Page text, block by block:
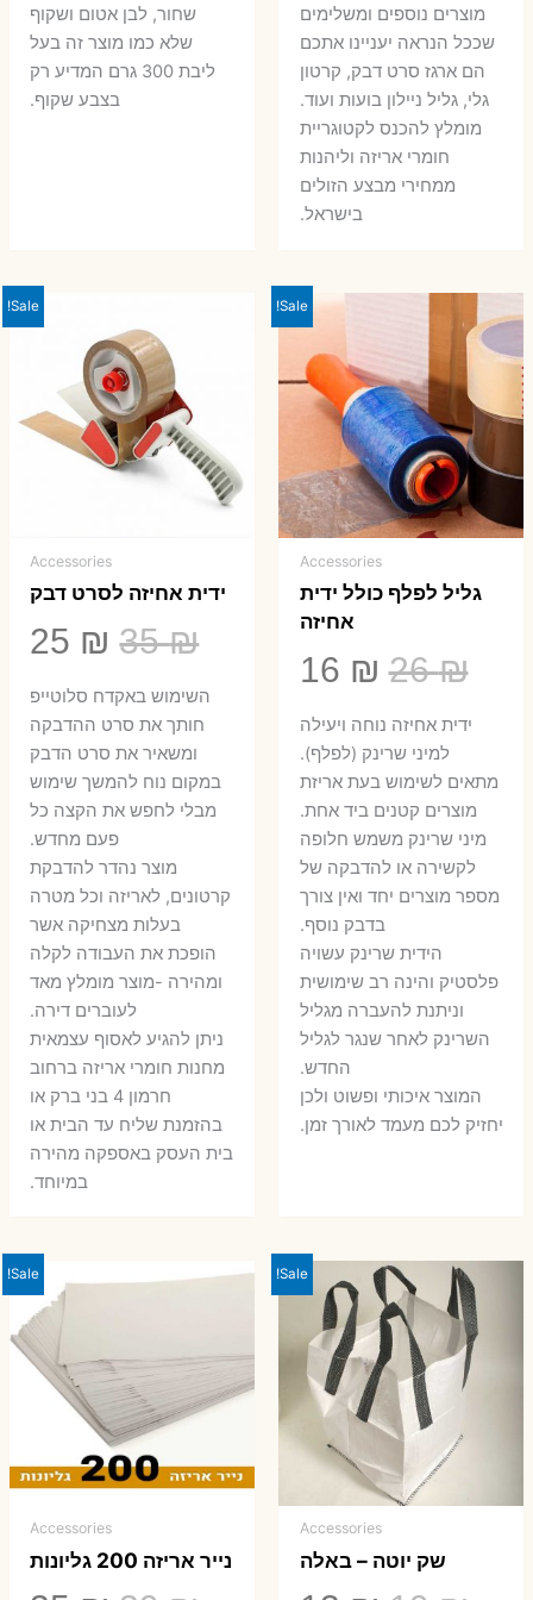
מוצרים נוספים ומשלימים
שככל הנראה יעניינו אתכם
הם ארגז סרט דבק, קרטון
גלי, גליל ניילון בועות ועוד.
מומלץ להכנס לקטוגריית
חומרי אריזה וליהנות
ממחירי מבצע הזולים
בישראל.
שחור, לבן אטום ושקוף
שלא כמו מוצר זה בעל
ליבת 300 גרם המדיע רק
בצבע שקוף.
Sale!
Accessories
גליל לפלף כולל ידית
אחיזה
26₪
המחיר
המקורי
היה:
26 ₪.
16 ₪
הנוכחי
ידית אחיזה נוחה ויעילה
למיני שרינק (לפלף).
מתאים לשימוש בעת אריזת
מוצרים קטנים ביד אחת.
​מיני שרינק משמש חלופה
לקשירה או להדבקה של
מספר מוצרים יחד ואין צורך
בדבק נוסף.
הידית שרינק עשויה
פלסטיק והינה רב שימושית
וניתנת להעברה מגליל
השרינק לאחר שנגר לגליל
החדש.
המוצר איכותי ופשוט ולכן
יחזיק לכם מעמד לאורך זמן.
Sale!
Accessories
ידית אחיזה לסרט דבק
35₪
המחיר
המקורי
היה:
35 ₪.
25 ₪
₪.
השימוש באקדח סלוטייפ
חותך את סרט ההדבקה
ומשאיר את סרט הדבק
במקום נוח להמשך שימוש
מבלי לחפש את הקצה כל
פעם מחדש.
מוצר נהדר להדבקת
קרטונים, לאריזה וכל מטרה
בעלות מצחיקה אשר
הופכת את העבודה לקלה
ומהירה -מוצר מומלץ מאד
לעוברים דירה.
ניתן להגיע לאסוף עצמאית
מחנות חומרי אריזה ברחוב
חרמון 4 בני ברק או
בהזמנת שליח עד הבית או
בית העסק באספקה מהירה
במיוחד.
Sale!
Accessories
שק יוטה – באלה
Sale!
Accessories
נייר אריזה 200 גליונות